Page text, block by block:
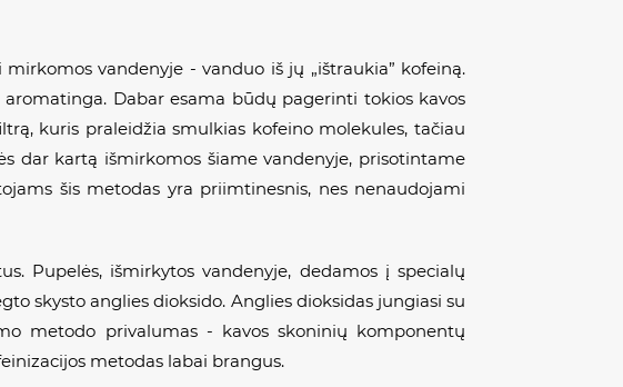
vandenyje - vanduo iš jų „ištraukia” kofeiną.
Dabar esama būdų pagerinti tokios kavos
kuris praleidžia smulkias kofeino molekules, tačiau
dar kartą išmirkomos šiame vandenyje, prisotintame
šis metodas yra priimtinesnis, nes nenaudojami
Pupelės, išmirkytos vandenyje, dedamos į specialų
skysto anglies dioksido. Anglies dioksidas jungiasi su
metodo privalumas - kavos skoninių komponentų
metodas labai brangus.